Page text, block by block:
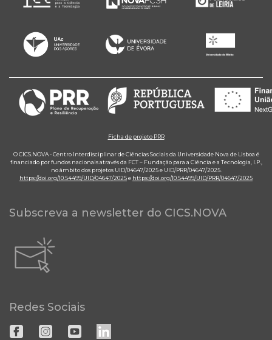
Ficha de projeto PRR
O CICS.NOVA - Centro Interdisciplinar de Ciências Sociais da Universidade Nova de Lisboa é
financiado por fundos nacionais através da FCT – Fundação para a Ciência e a Tecnologia, I.P.,
no âmbito dos projetos UID/04647/2025 e UID/PRR/04647/2025.
https://doi.org/10.54499/UID/04647/2025e https://doi.org/10.54499/UID/PRR/04647/2025
Subscreva a newsletter do CICS.NOVA
Redes Sociais